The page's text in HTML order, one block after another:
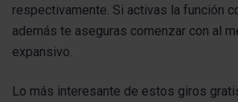
respectivamente. Si activas la función
además te aseguras comenzar con al
expansivo.
Lo más interesante de estos giros